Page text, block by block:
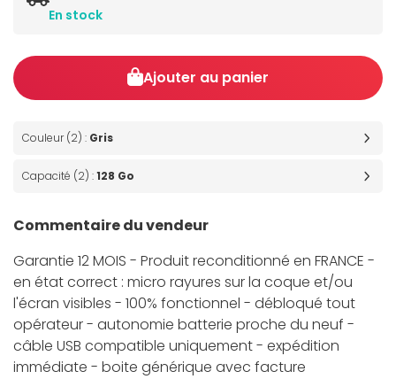
En stock
Ajouter au panier
Couleur (2) : Gris
Capacité (2) :128 Go
Commentaire du vendeur
Garantie 12 MOIS - Produit reconditionné en FRANCE -
en état correct : micro rayures sur la coque et/ou
l'écran visibles - 100% fonctionnel - débloqué tout
opérateur - autonomie batterie proche du neuf -
câble USB compatible uniquement - expédition
immédiate - boite générique avec facture